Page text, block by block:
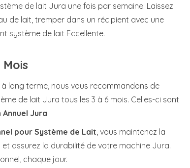
de lait Jura une fois par semaine. Laissez
de lait, tremper dans un récipient avec une
système de lait Eccellente.
Mois
long terme, nous vous recommandons de
de lait Jura tous les 3 à 6 mois. Celles-ci sont
Jura.
pour Système de Lait, vous maintenez la
assurez la durabilité de votre machine Jura.
chaque jour.